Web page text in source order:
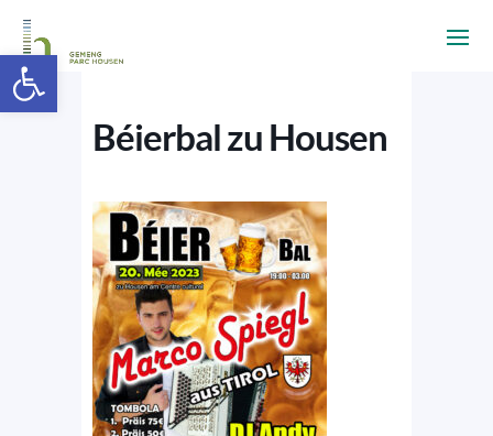
Béierbal zu Housen
Ouvrir la barre d’outils